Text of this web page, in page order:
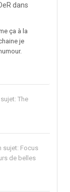
dans
ça à la
je
The
sujet: Focus
de belles